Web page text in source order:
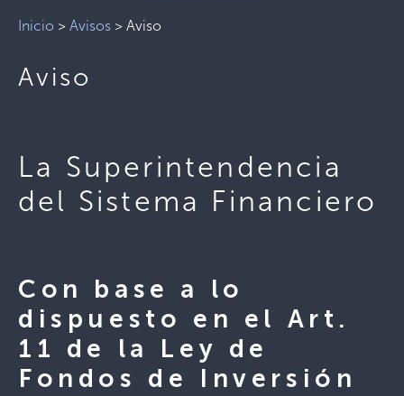
Inicio > Avisos > Aviso
Aviso
La Superintendencia
del Sistema Financiero
Con base a lo
dispuesto en el Art.
11 de la Ley de
Fondos de Inversión